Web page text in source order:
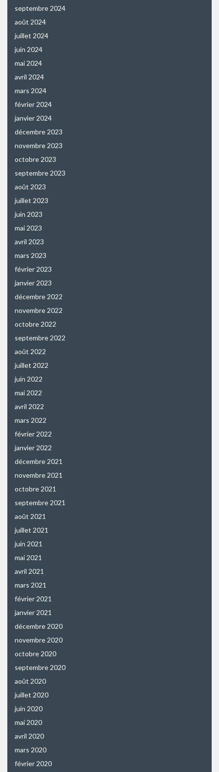
septembre 2024
août 2024
juillet 2024
juin 2024
mai 2024
avril 2024
mars 2024
février 2024
janvier 2024
décembre 2023
novembre 2023
octobre 2023
septembre 2023
août 2023
juillet 2023
juin 2023
mai 2023
avril 2023
mars 2023
février 2023
janvier 2023
décembre 2022
novembre 2022
octobre 2022
septembre 2022
août 2022
juillet 2022
juin 2022
mai 2022
avril 2022
mars 2022
février 2022
janvier 2022
décembre 2021
novembre 2021
octobre 2021
septembre 2021
août 2021
juillet 2021
juin 2021
mai 2021
avril 2021
mars 2021
février 2021
janvier 2021
décembre 2020
novembre 2020
octobre 2020
septembre 2020
août 2020
juillet 2020
juin 2020
mai 2020
avril 2020
mars 2020
février 2020